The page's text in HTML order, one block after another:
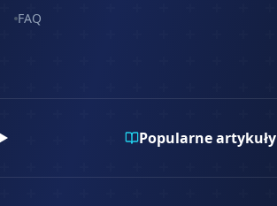
FAQ
Popularne artykuły